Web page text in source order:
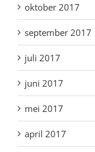
oktober 2017
september 2017
juli 2017
juni 2017
mei 2017
april 2017